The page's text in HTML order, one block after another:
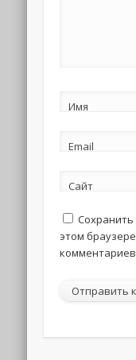
Имя
Email
Сайт
Сохранить
этом